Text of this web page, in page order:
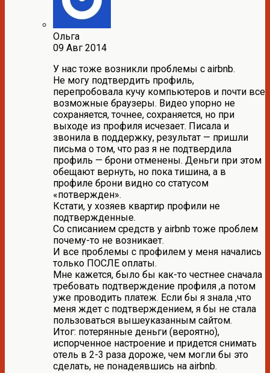
Ольга
09 Авг 2014
У нас тоже возникли проблемы с airbnb.
Не могу подтвердить профиль,
перепробовала кучу компьютеров и почти все
возможные браузеры. Видео упорно не
сохраняется, точнее, сохраняется, но при
выходе из профиля исчезает. Писала и
звонила в поддержку, результат — пришли
письма о том, что раз я не подтвердила
профиль — брони отменены. Деньги при этом
обещают вернуть, но пока тишина, а в
профиле брони видно со статусом
«потвержден».
Кстати, у хозяев квартир профили не
подтвержденные.
Со списанием средств у airbnb тоже проблем
почему-то не возникает.
И все проблемы с профилем у меня начались
только ПОСЛЕ оплаты.
Мне кажется, было бы как-то честнее сначала
требовать подтверждение профиля ,а потом
уже проводить платеж. Если бы я знала ,что
меня ждет с подтверждением, я бы не стала
пользоваться вышеуказанным сайтом.
Итог: потерянные деньги (вероятно),
испорченное настроение и придется снимать
отель в 2-3 раза дороже, чем могли бы это
сделать, не понадеявшись на airbnb.